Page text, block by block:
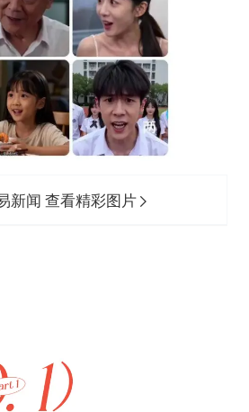
新闻 查看精彩图片